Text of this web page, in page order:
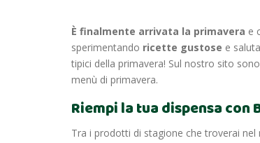
È finalmente arrivata la primavera e
sperimentando ricette gustose e
tipici della primavera! Sul nostro sito
menù di primavera.
Riempi la tua dispensa
Tra i prodotti di stagione che troverai nel